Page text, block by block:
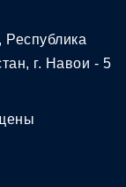
Республика
г. Навои - 5